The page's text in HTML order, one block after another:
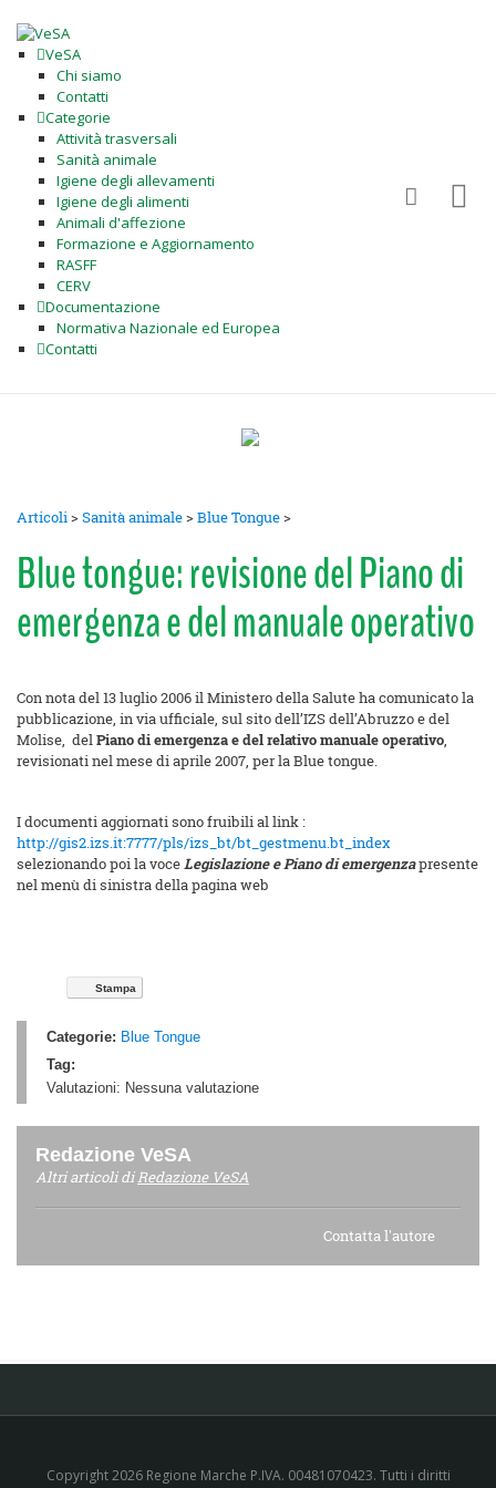
VeSA
Chi siamo
Contatti
Categorie
Attività trasversali
Sanità animale
Igiene degli allevamenti
Igiene degli alimenti
Animali d'affezione
Formazione e Aggiornamento
RASFF
CERV
Documentazione
Normativa Nazionale ed Europea
Contatti
Articoli>Sanità animale>Blue Tongue>
Blue tongue: revisione del Piano di
emergenza e del manuale operativo
Con nota del 13 luglio 2006 il Ministero della Salute ha comunicato la
pubblicazione, in via ufficiale, sul sito dell’IZS dell’Abruzzo e del
Molise, delPiano di emergenza e del relativo manuale operativo,
revisionati nel mese di aprile 2007, per la Blue tongue.
I documenti aggiornati sono fruibili al link :
http://gis2.izs.it:7777/pls/izs_bt/bt_gestmenu.bt_index
selezionando poi la voceLegislazione e Piano di emergenzapresente
nel menù di sinistra della pagina web
Stampa
Categorie: Blue Tongue
Tag:
Valutazioni: Nessuna valutazione
Redazione VeSA
Altri articoli diRedazione VeSA
Contatta l'autore
Copyright 2026 Regione Marche P.IVA. 00481070423. Tutti i diritti